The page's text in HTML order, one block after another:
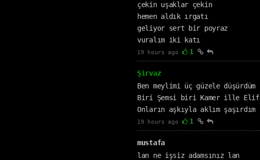
çekin uşaklar çekin
hemen aldık ırgatı
geliyor sert bir poyraz
vuralım iki katı
19 hours ago 1
Şirvaz
Ben meylimi üç güzele düşürdüm
Biri Şemsi biri Kamer ille Elif
Onların aşkıyla aklım şaşırdım
19 hours ago 1
mustafa
lan ne işsiz adamsınız lan